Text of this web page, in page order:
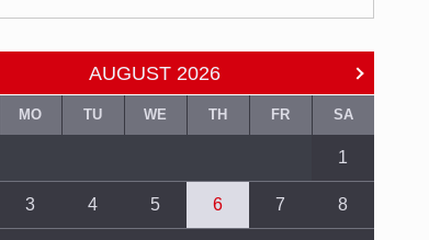
AUGUST 2026
MO TU WE TH FR SA
1
3 4 5 6 7 8